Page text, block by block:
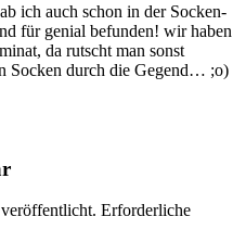
ich auch schon in der Socken-
für genial befunden! wir haben
da rutscht man sonst
Socken durch die Gegend… ;o)
Erforderliche